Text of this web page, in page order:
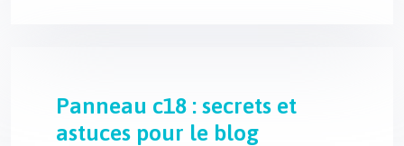
Panneau c18 : secrets et
astuces pour le blog